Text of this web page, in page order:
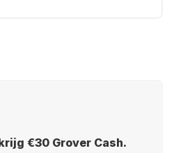
€30 Grover Cash.